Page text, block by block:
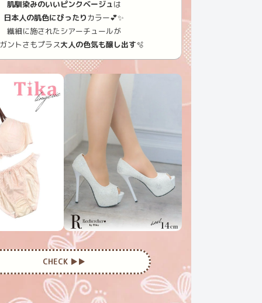
肌馴染みのいいピンクベージュは
日本人の肌色にぴったりカラー💕✨
繊細に施されたシアーチュールが
ントさもプラス大人の色気も醸し出す🫧
CHECK ▶︎▶︎